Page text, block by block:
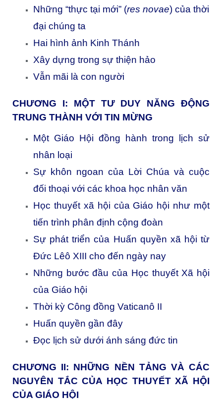
Những “thực tại mới” (res novae) của thời
đại chúng ta
Hai hình ảnh Kinh Thánh
Xây dựng trong sự thiện hảo
Vẫn mãi là con người
CHƯƠNG I: MỘT TƯ DUY NĂNG ĐỘNG
TRUNG THÀNH VỚI TIN MỪNG
Một Giáo Hội đồng hành trong lịch sử
nhân loại
Sự khôn ngoan của Lời Chúa và cuộc
đối thoại với các khoa học nhân văn
Học thuyết xã hội của Giáo hội như một
tiến trình phân định cộng đoàn
Sự phát triển của Huấn quyền xã hội từ
Đức Lêô XIII cho đến ngày nay
Những bước đầu của Học thuyết Xã hội
của Giáo hội
Thời kỳ Công đồng Vaticanô II
Huấn quyền gần đây
Đọc lịch sử dưới ánh sáng đức tin
CHƯƠNG II: NHỮNG NỀN TẢNG VÀ CÁC
NGUYÊN TẮC CỦA HỌC THUYẾT XÃ HỘI
CỦA GIÁO HỘI